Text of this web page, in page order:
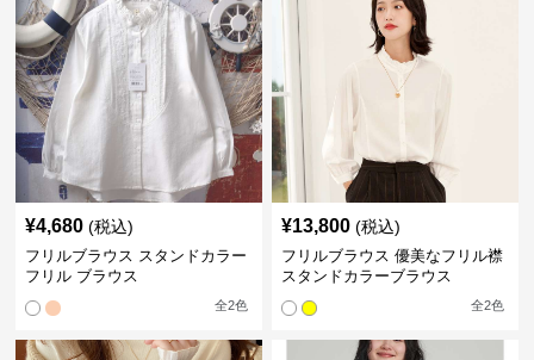
¥4,680 (税込)
フリルブラウス スタンドカラー
フリル ブラウス
全2色
¥13,800 (税込)
フリルブラウス 優美なフリル襟
スタンドカラーブラウス
全2色